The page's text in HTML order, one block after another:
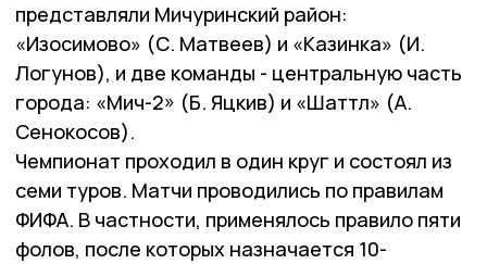
представляли Мичуринский район:
«Изосимово» (С. Матвеев) и «Казинка» (И.
Логунов), и две команды - центральную часть
города: «Мич-2» (Б. Яцкив) и «Шаттл» (А.
Сенокосов).
Чемпионат проходил в один круг и состоял из
семи туров. Матчи проводились по правилам
ФИФА. В частности, применялось правило пяти
фолов, после которых назначается 10-